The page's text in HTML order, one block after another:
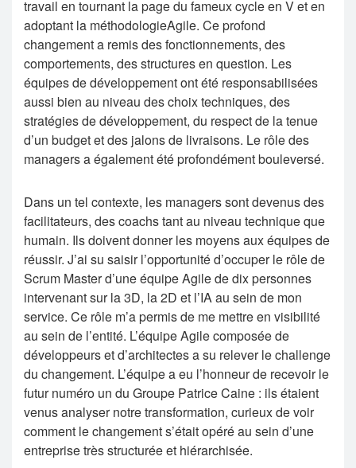
travail en tournant la page du fameux cycle en V et en
adoptant la méthodologieAgile. Ce profond
changement a remis des fonctionnements, des
comportements, des structures en question. Les
équipes de développement ont été responsabilisées
aussi bien au niveau des choix techniques, des
stratégies de développement, du respect de la tenue
d’un budget et des jalons de livraisons. Le rôle des
managers a également été profondément bouleversé.
Dans un tel contexte, les managers sont devenus des
facilitateurs, des coachs tant au niveau technique que
humain. Ils doivent donner les moyens aux équipes de
réussir. J’ai su saisir l’opportunité d’occuper le rôle de
Scrum Master d’une équipe Agile de dix personnes
intervenant sur la 3D, la 2D et l’IA au sein de mon
service. Ce rôle m’a permis de me mettre en visibilité
au sein de l’entité. L’équipe Agile composée de
développeurs et d’architectes a su relever le challenge
du changement. L’équipe a eu l’honneur de recevoir le
futur numéro un du Groupe Patrice Caine : ils étaient
venus analyser notre transformation, curieux de voir
comment le changement s’était opéré au sein d’une
entreprise très structurée et hiérarchisée.